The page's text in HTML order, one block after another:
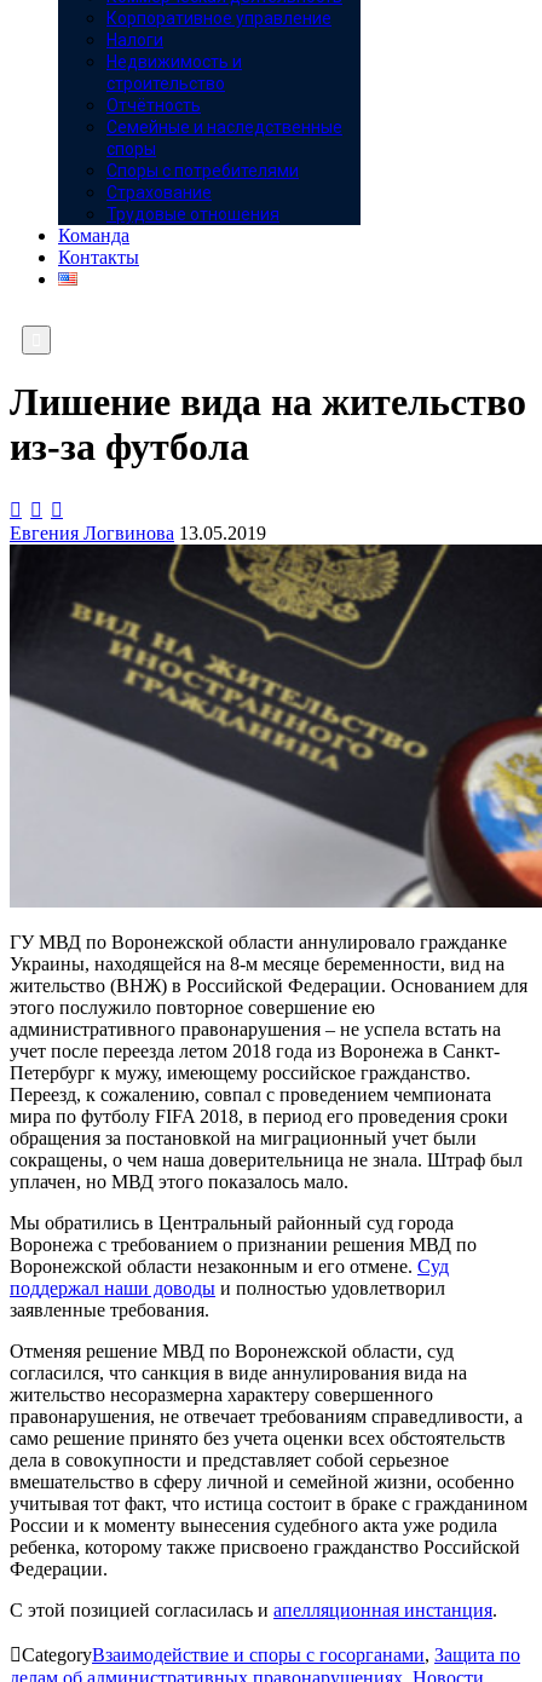
Корпоративное управление
Налоги
Недвижимость и
строительство
Отчётность
Семейные и наследственные
споры
Споры с потребителями
Страхование
Трудовые отношения
Команда
Контакты
Лишение вида на жительство
из-за футбола
 

Евгения Логвинова 13.05.2019
ГУ МВД по Воронежской области аннулировало гражданке
Украины, находящейся на 8-м месяце беременности, вид на
жительство (ВНЖ) в Российской Федерации. Основанием для
этого послужило повторное совершение ею
административного правонарушения – не успела встать на
учет после переезда летом 2018 года из Воронежа в Санкт-
Петербург к мужу, имеющему российское гражданство.
Переезд, к сожалению, совпал с проведением чемпионата
мира по футболу FIFA 2018, в период его проведения сроки
обращения за постановкой на миграционный учет были
сокращены, о чем наша доверительница не знала. Штраф был
уплачен, но МВД этого показалось мало.
Мы обратились в Центральный районный суд города
Воронежа с требованием о признании решения МВД по
Воронежской области незаконным и его отмене. Суд
поддержал наши доводы и полностью удовлетворил
заявленные требования.
Отменяя решение МВД по Воронежской области, суд
согласился, что санкция в виде аннулирования вида на
жительство несоразмерна характеру совершенного
правонарушения, не отвечает требованиям справедливости, а
само решение принято без учета оценки всех обстоятельств
дела в совокупности и представляет собой серьезное
вмешательство в сферу личной и семейной жизни, особенно
учитывая тот факт, что истица состоит в браке с гражданином
России и к моменту вынесения судебного акта уже родила
ребенка, которому также присвоено гражданство Российской
Федерации.
С этой позицией согласилась и апелляционная инстанция.
CategoryВзаимодействие и споры с госорганами, Защита по
делам об административных правонарушениях Новости